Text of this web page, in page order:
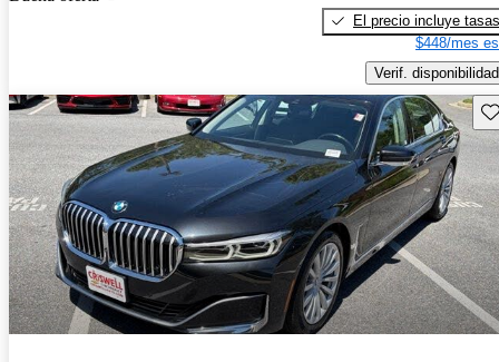
El precio incluye tasas
$448/mes
Verif. disponibilidad